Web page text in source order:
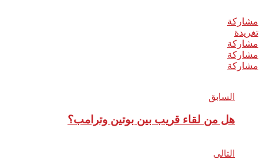
مشاركة
تغريدة
مشاركة
مشاركة
مشاركة
السابق
هل من لقاء قريب بين بوتين وترامب؟
التالى